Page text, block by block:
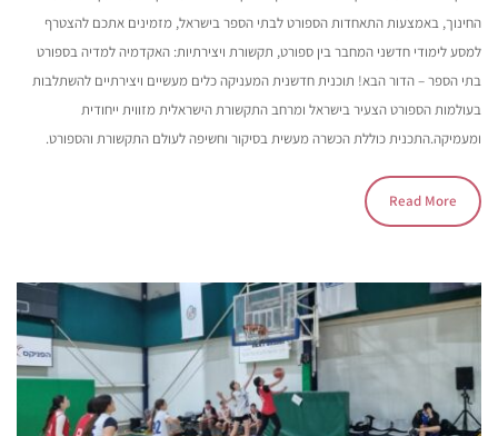
החינוך, באמצעות התאחדות הספורט לבתי הספר בישראל, מזמינים אתכם להצטרף
למסע לימודי חדשני המחבר בין ספורט, תקשורת ויצירתיות: האקדמיה למדיה בספורט
בתי הספר – הדור הבא! תוכנית חדשנית המעניקה כלים מעשיים ויצירתיים להשתלבות
בעולמות הספורט הצעיר בישראל ומרחב התקשורת הישראלית מזווית ייחודית
ומעמיקה.התכנית כוללת הכשרה מעשית בסיקור וחשיפה לעולם התקשורת והספורט.
Read More